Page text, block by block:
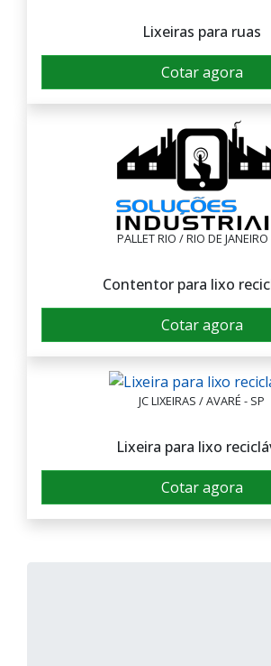
Lixeiras para ruas
Cotar agora
PALLET RIO / RIO DE JANEIRO
Contentor para lixo
Cotar agora
JC LIXEIRAS / AVARÉ - SP
Lixeira para lixo
Cotar agora